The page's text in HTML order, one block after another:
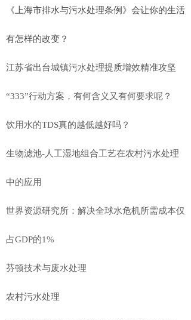
《上海市排水与污水处理条例》会让你的生活
有怎样的改变？
江苏省出台城镇污水处理提质增效精准攻坚
“333”行动方案，有何含义又有何要求呢？
饮用水的TDS真的越低越好吗？
生物滤池-人工湿地组合工艺在农村污水处理
中的应用
世界资源研究所：解决全球水危机所需成本仅
占GDP的1%
芬顿技术与废水处理
农村污水处理